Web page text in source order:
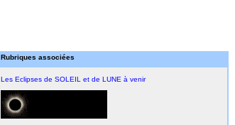
Rubriques associées
Les Eclipses de SOLEIL et de LUNE à venir